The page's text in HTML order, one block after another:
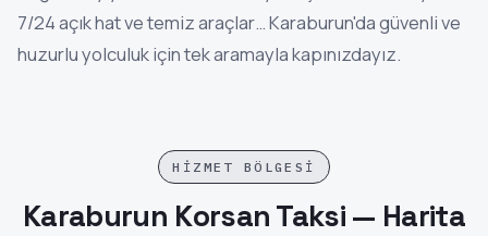
7/24 açık hat ve temiz araçlar… Karaburun'da güvenli ve
huzurlu yolculuk için tek aramayla kapınızdayız.
HIZMET BÖLGESI
Karaburun Korsan Taksi — Harita